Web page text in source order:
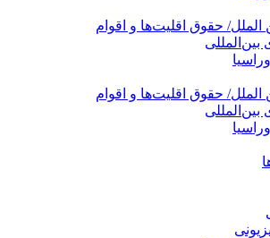
الملل/ حقوق اقلیت‌ها و اقوام
بین‌المللی
الملل/ حقوق اقلیت‌ها و اقوام
بین‌المللی